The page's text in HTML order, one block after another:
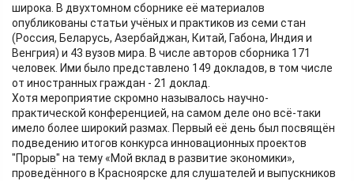
широка. В двухтомном сборнике её материалов
опубликованы статьи учёных и практиков из семи стан
(Россия, Беларусь, Азербайджан, Китай, Габона, Индия и
Венгрия) и 43 вузов мира. В числе авторов сборника 171
человек. Ими было представлено 149 докладов, в том числе
от иностранных граждан - 21 доклад.
Хотя мероприятие скромно называлось научно-
практической конференцией, на самом деле оно всё-таки
имело более широкий размах. Первый её день был посвящён
подведению итогов конкурса инновационных проектов
"Прорыв" на тему «Мой вклад в развитие экономики»,
проведённого в Красноярске для слушателей и выпускников